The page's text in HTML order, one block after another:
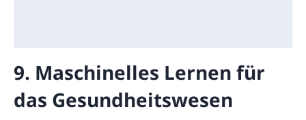
9. Maschinelles Lernen für
das Gesundheitswesen